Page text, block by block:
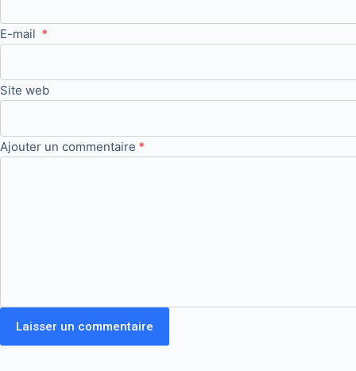
E-mail *
Site web
Ajouter un commentaire *
Laisser un commentaire